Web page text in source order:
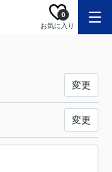
お気に入り
0
変更
変更